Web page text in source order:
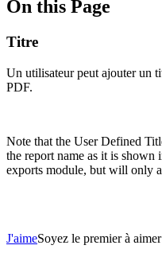
On this Page
Titre
Un utilisateur peut ajouter un
PDF.
Note that the User Defined
the report name as it is shown
exports module, but will only
J'aimeSoyez le premier à